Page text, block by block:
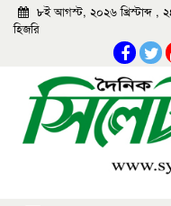
৮ই আগস্ট, ২০২৬ খ্রিস্টাব্দ ,
হিজরি